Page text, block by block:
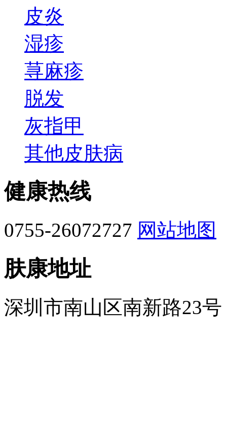
皮炎
湿疹
荨麻疹
脱发
灰指甲
其他皮肤病
健康热线
0755-26072727 网站地图
肤康地址
深圳市南山区南新路23